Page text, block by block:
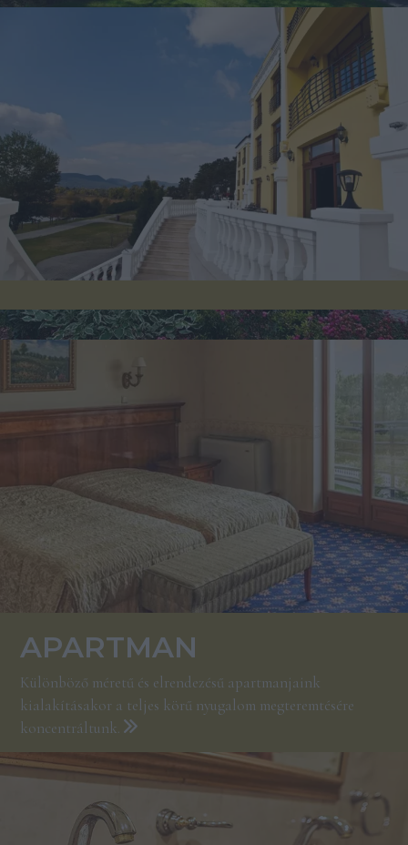
APARTMAN
Különböző méretű és elrendezésű apartmanjaink
kialakításakor a teljes körű nyugalom megteremtésére
koncentráltunk.